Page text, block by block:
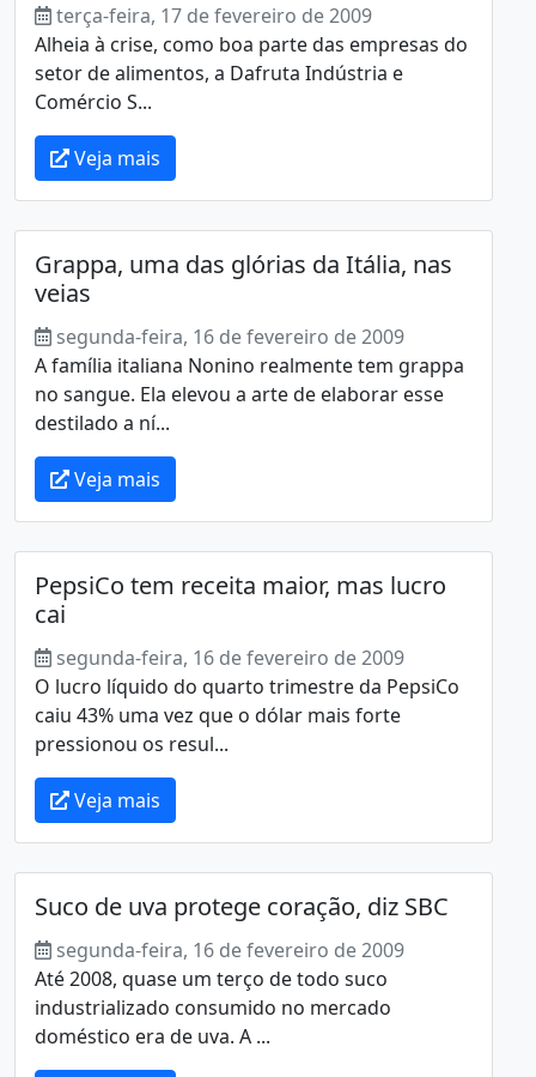
terça-feira, 17 de fevereiro de 2009
Alheia à crise, como boa parte das empresas do
setor de alimentos, a Dafruta Indústria e
Comércio S...
Veja mais
Grappa, uma das glórias da Itália, nas
veias
segunda-feira, 16 de fevereiro de 2009
A família italiana Nonino realmente tem grappa
no sangue. Ela elevou a arte de elaborar esse
destilado a ní...
Veja mais
PepsiCo tem receita maior, mas lucro
cai
segunda-feira, 16 de fevereiro de 2009
O lucro líquido do quarto trimestre da PepsiCo
caiu 43% uma vez que o dólar mais forte
pressionou os resul...
Veja mais
Suco de uva protege coração, diz SBC
segunda-feira, 16 de fevereiro de 2009
Até 2008, quase um terço de todo suco
industrializado consumido no mercado
doméstico era de uva. A ...